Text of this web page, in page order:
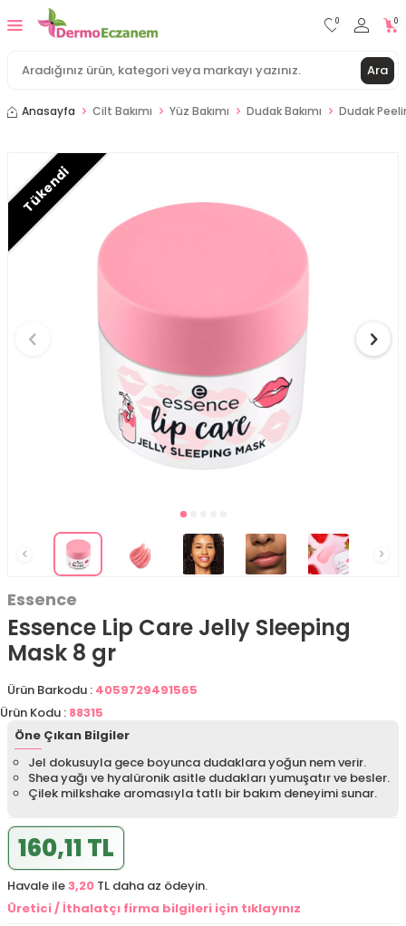
Ara
0 0
Anasayfa Cilt Bakımı Yüz Bakımı Dudak Bakımı Dudak
İdea Derma Glikolik Asit Yüz Yıkama Köpüğü 200 ml
İdea Derma Advanced Series Silky Moist Serum 30
Sepete Ekle
İdea Derma İdeasun Hydra SPF50+ Güneş Kremi 50
Sepete Ekle
Tükendi
Essence
Essence Lip Care Jelly Sleeping
Mask 8 gr
Ürün Barkodu : 4059729491565
Ürün Kodu : 88315
Öne Çıkan Bilgiler
Jel dokusuyla gece boyunca dudaklara yoğun nem verir.
Shea yağı ve hyalüronik asitle dudakları yumuşatır ve besler.
Çilek milkshake aromasıyla tatlı bir bakım deneyimi sunar.
160,11 TL
Havale ile3,20 TL daha az ödeyin.
Üretici / İthalatçı firma bilgileri için tıklayınız